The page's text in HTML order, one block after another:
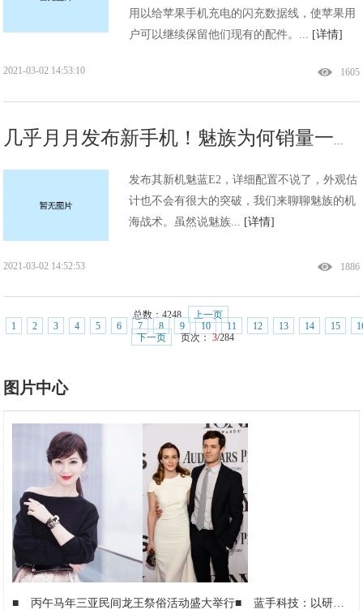
用以给苹果手机充电的闪充数据线，使苹果用
户可以继续保留他们现有的配件。... [详情]
1605
2021-03-02 14:53:10
发布其新机魅蓝E2，详细配置不说了，外观估
计也不会有很大的突破，我们来聊聊魅族的机
海战术。虽然说魅族... [详情]
1886
2021-03-02 14:52:53
总数： 4248
上一页
1
2 3 4 5 6 7 8 9 10 11 12 13 14 15
下一页
页次：3/284
图片中心
■ 丙午马年三亚民间龙王祭俗活动盛大举行■ 蓝手科技：以研发精度铸产品温度 打造生活级智能电子标杆